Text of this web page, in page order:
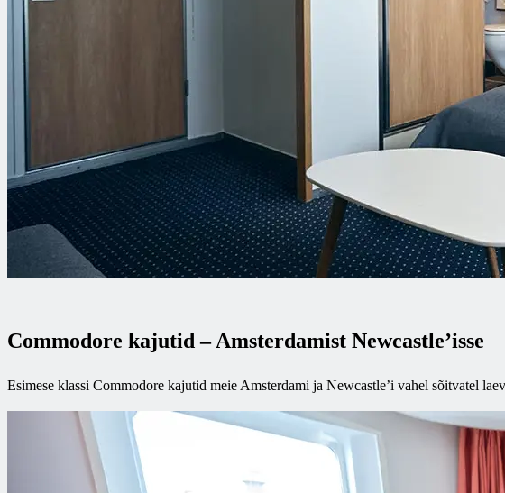
Commodore kajutid – Amsterdamist Newcastle’isse
Esimese klassi Commodore kajutid meie Amsterdami ja Newcastle’i vahel sõitvatel